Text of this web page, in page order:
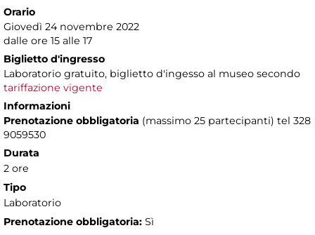
Orario
Giovedì 24 novembre 2022
dalle ore 15 alle 17
Biglietto d'ingresso
Laboratorio gratuito, biglietto d'ingesso al museo secondo
tariffazione vigente
Informazioni
Prenotazione obbligatoria (massimo 25 partecipanti) tel 328
9059530
Durata
2 ore
Tipo
Laboratorio
Prenotazione obbligatoria: Sì